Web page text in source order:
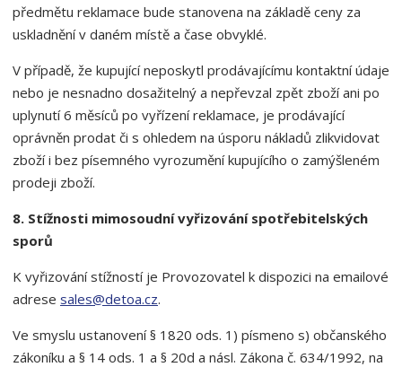
předmětu reklamace bude stanovena na základě ceny za
uskladnění v daném místě a čase obvyklé.
V případě, že kupující neposkytl prodávajícímu kontaktní údaje
nebo je nesnadno dosažitelný a nepřevzal zpět zboží ani po
uplynutí 6 měsíců po vyřízení reklamace, je prodávající
oprávněn prodat či s ohledem na úsporu nákladů zlikvidovat
zboží i bez písemného vyrozumění kupujícího o zamýšleném
prodeji zboží.
8. Stížnosti mimosoudní vyřizování spotřebitelských
sporů
K vyřizování stížností je Provozovatel k dispozici na emailové
adrese sales@detoa.cz.
Ve smyslu ustanovení § 1820 ods. 1) písmeno s) občanského
zákoníku a § 14 ods. 1 a § 20d a násl. Zákona č. 634/1992, na